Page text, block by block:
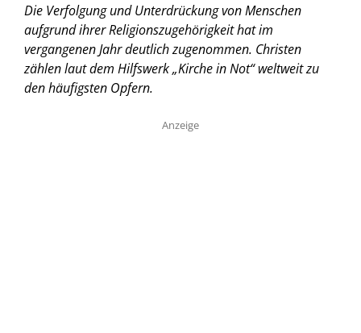
Die Verfolgung und Unterdrückung von Menschen
aufgrund ihrer Religionszugehörigkeit hat im
vergangenen Jahr deutlich zugenommen. Christen
zählen laut dem Hilfswerk „Kirche in Not“ weltweit zu
den häufigsten Opfern.
Anzeige